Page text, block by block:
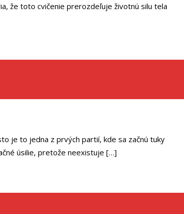
že toto cvičenie prerozdeľuje životnú silu tela
je to jedna z prvých partií, kde sa začnú tuky
úsilie, pretože neexistuje […]